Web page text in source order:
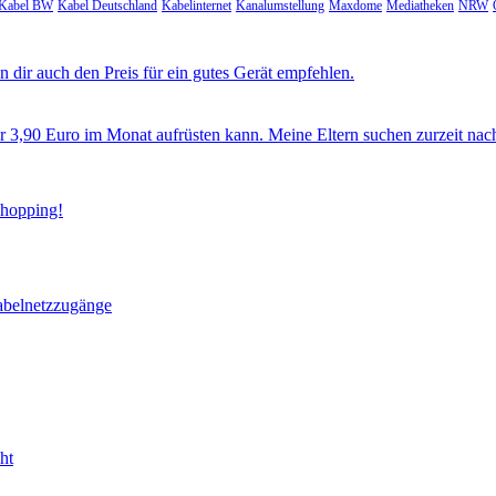
BW Kabel Deutschland Kabelinternet Kanalumstellung Maxdome Mediatheken NRW
dir auch den Preis für ein gutes Gerät empfehlen.
3,90 Euro im Monat aufrüsten kann. Meine Eltern suchen zurzeit